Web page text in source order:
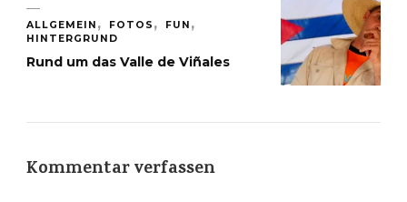
ALLGEMEIN FOTOS
FUN
HINTERGRUND
Rund um das Valle de Viñales
Kommentar verfassen